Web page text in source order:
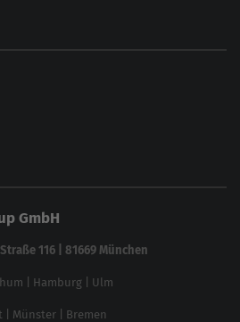
GmbH
116 | 81669 München
Hamburg Ulm
Münster Bremen